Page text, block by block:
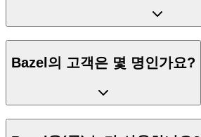
Bazel의 고객은 몇 명인가요?